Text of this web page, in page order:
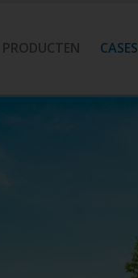
PRODUCTEN CASES